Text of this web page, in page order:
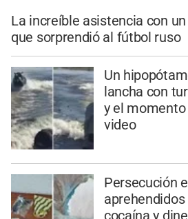
La increíble asistencia con
que sorprendió al fútbol ruso
Un
lancha con
y el
video
Persecución
cocaína y